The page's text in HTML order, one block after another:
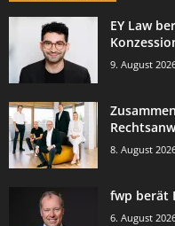
EY Law
9. August
8. August
fwp berät
6. August